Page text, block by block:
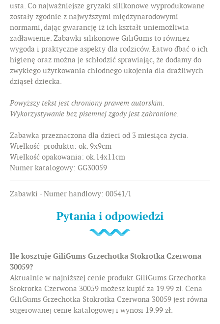
usta. Co najważniejsze gryzaki silikonowe wyprodukowane
zostały zgodnie z najwyższymi międzynarodowymi
normami, dając gwarancję iż ich kształt uniemożliwia
zadławienie. Zabawki silikonowe GiliGums to również
wygoda i praktyczne aspekty dla rodziców. Łatwo dbać o ich
higienę oraz można je schłodzić sprawiając, że dodamy do
zwykłego użytkowania chłodnego ukojenia dla drażliwych
dziąseł dziecka.
Powyższy tekst jest chroniony prawem autorskim.
Wykorzystywanie bez pisemnej zgody jest zabronione.
Zabawka przeznaczona dla dzieci od 3 miesiąca życia.
Wielkość produktu: ok. 9x9cm
Wielkość opakowania: ok.14x11cm
Numer katalogowy: GG30059
Zabawki - Numer handlowy: 00541/1
Pytania i odpowiedzi
Ile kosztuje GiliGums Grzechotka Stokrotka Czerwona
30059?
Aktualnie w najniższej cenie produkt GiliGums Grzechotka
Stokrotka Czerwona 30059 możesz kupić za 19.99 zł. Cena
GiliGums Grzechotka Stokrotka Czerwona 30059 jest równa
sugerowanej cenie katalogowej i wynosi 19.99 zł.